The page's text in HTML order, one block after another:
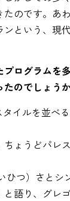
のです。あ
という、現
ログラムを
のでしょう
イルを並べ
ょうどパレ
つ）さとシ
語り、グレ